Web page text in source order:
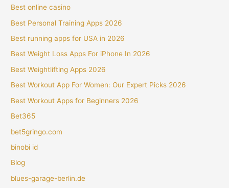
Best online casino
Best Personal Training Apps 2026
Best running apps for USA in 2026
Best Weight Loss Apps For iPhone In 2026
Best Weightlifting Apps 2026
Best Workout App For Women: Our Expert Picks 2026
Best Workout Apps for Beginners 2026
Bet365
bet5gringo.com
binobi id
Blog
blues-garage-berlin.de